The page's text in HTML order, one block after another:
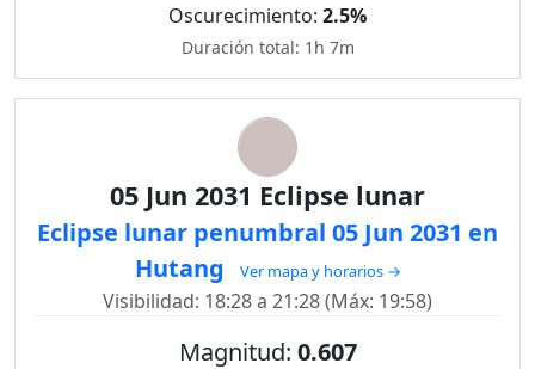
Oscurecimiento: 2.5%
Duración total: 1h 7m
05 Jun 2031 Eclipse lunar
Eclipse lunar penumbral 05 Jun 2031 en
Hutang
Ver mapa y horarios →
Visibilidad: 18:28 a 21:28 (Máx: 19:58)
Magnitud: 0.607